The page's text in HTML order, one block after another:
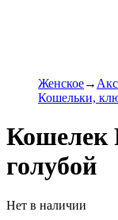
Женское
Кошельки,
Кошелек
голубой
Нет в наличии